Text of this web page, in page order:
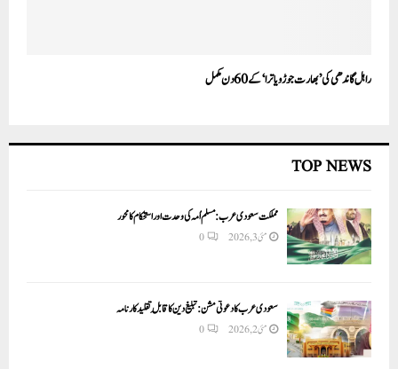
راہل گاندھی کی ’بھارت جوڑو یاترا‘ کے 60 دن مکمل
TOP NEWS
مملکت سعودی عرب: مسلم اُمہ کی وحدت اور استحکام کا محور
مئی 3, 2026 0
سعودی عرب کا دعوتی مشن: تبلیغ دین کا قابلِ تقلید کارنامہ
مئی 2, 2026 0